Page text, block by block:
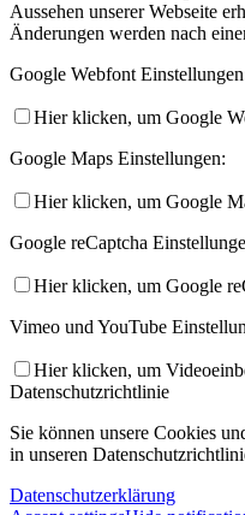
Aussehen unserer Webseite
Änderungen werden nach
Google Webfont
Hier klicken, um Google
Google Maps Einstellungen:
Hier klicken, um Google
Google reCaptcha
Hier klicken, um Google
Vimeo und YouTube
Hier klicken, um
Datenschutzrichtlinie
Sie können unsere Cookies
in unseren
Datenschutzerklärung